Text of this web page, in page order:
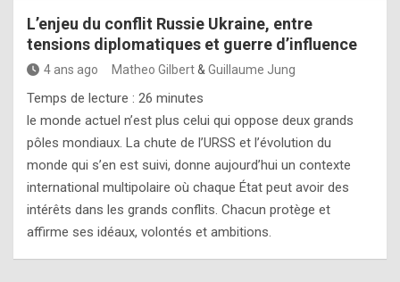
L’enjeu du conflit Russie Ukraine, entre
tensions diplomatiques et guerre d’influence
4 ans ago Matheo Gilbert& Guillaume Jung
Temps de lecture : 26 minutes
le monde actuel n’est plus celui qui oppose deux grands
pôles mondiaux. La chute de l’URSS et l’évolution du
monde qui s’en est suivi, donne aujourd’hui un contexte
international multipolaire où chaque État peut avoir des
intérêts dans les grands conflits. Chacun protège et
affirme ses idéaux, volontés et ambitions.